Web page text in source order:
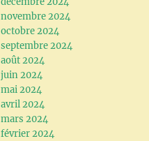
novembre 2024
octobre 2024
septembre 2024
août 2024
juin 2024
mai 2024
avril 2024
mars 2024
février 2024